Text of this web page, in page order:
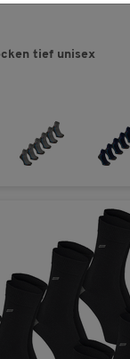
tief unisex